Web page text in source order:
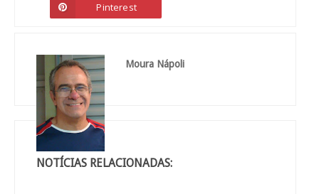
Pinterest
Moura Nápoli
NOTÍCIAS RELACIONADAS: